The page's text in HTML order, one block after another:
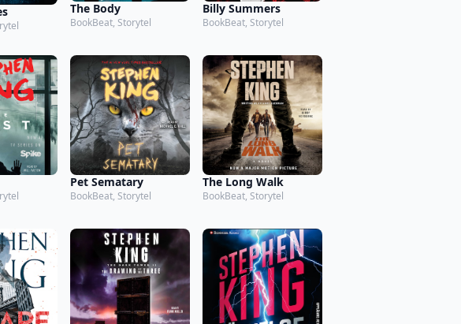
The Body
BookBeat, Storytel
Billy Summers
BookBeat, Storytel
Pet Sematary
BookBeat, Storytel
The Long Walk
BookBeat, Storytel